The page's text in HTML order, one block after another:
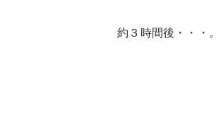
約３時間後・・・。